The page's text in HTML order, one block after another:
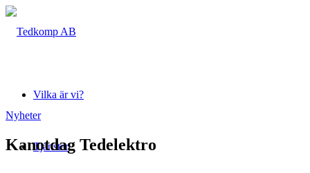
Vilka är vi?
Tjänster
Nyheter
Kanotdag Tedelektro